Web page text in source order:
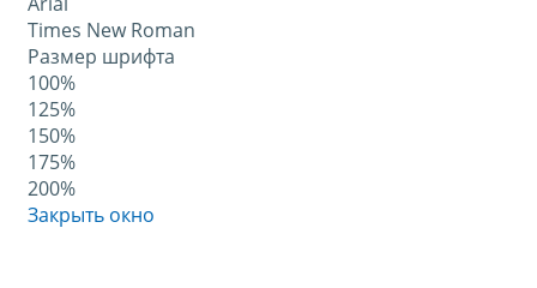
Times New Roman
Размер шрифта
100%
125%
150%
175%
200%
Закрыть окно